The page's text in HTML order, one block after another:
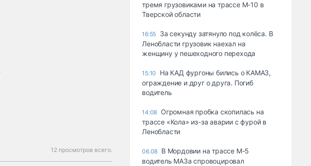
12 просмотров всего.
тремя грузовиками на трассе М-10 в
Тверской области
16:55 За секунду затянуло под колёса. В
Ленобласти грузовик наехал на
женщину у пешеходного перехода
15:10
На КАД фургоны бились о КАМАЗ,
ограждение и друг о друга. Погиб
водитель
14:08 Огромная пробка скопилась на
трассе «Кола» из-за аварии с фурой в
Ленобласти
06.08 В Мордовии на трассе М-5
водитель МАЗа спровоцировал